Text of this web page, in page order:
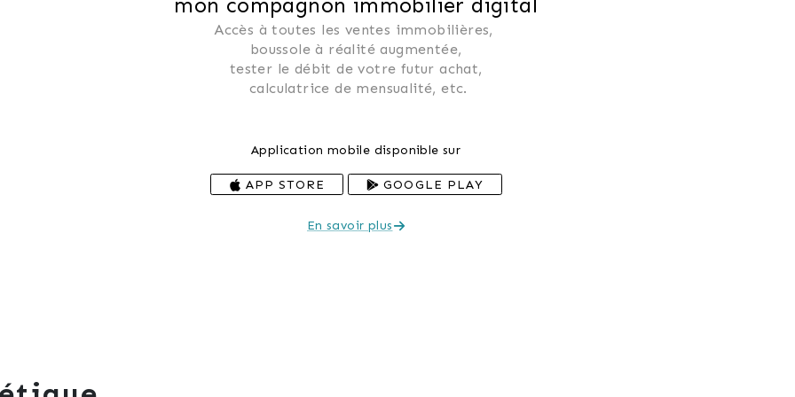
Accès à toutes les ventes immobilières,
boussole à réalité augmentée,
tester le débit de votre futur achat,
calculatrice de mensualité, etc.
Application mobile disponible sur
APP STORE GOOGLE PLAY
En savoir plus